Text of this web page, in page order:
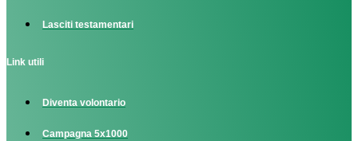
Lasciti testamentari
Link utili
Diventa volontario
Campagna 5x1000